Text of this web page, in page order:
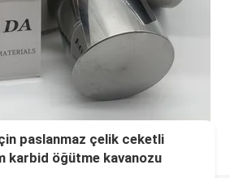
paslanmaz çelik ceketli
karbid öğütme kavanozu